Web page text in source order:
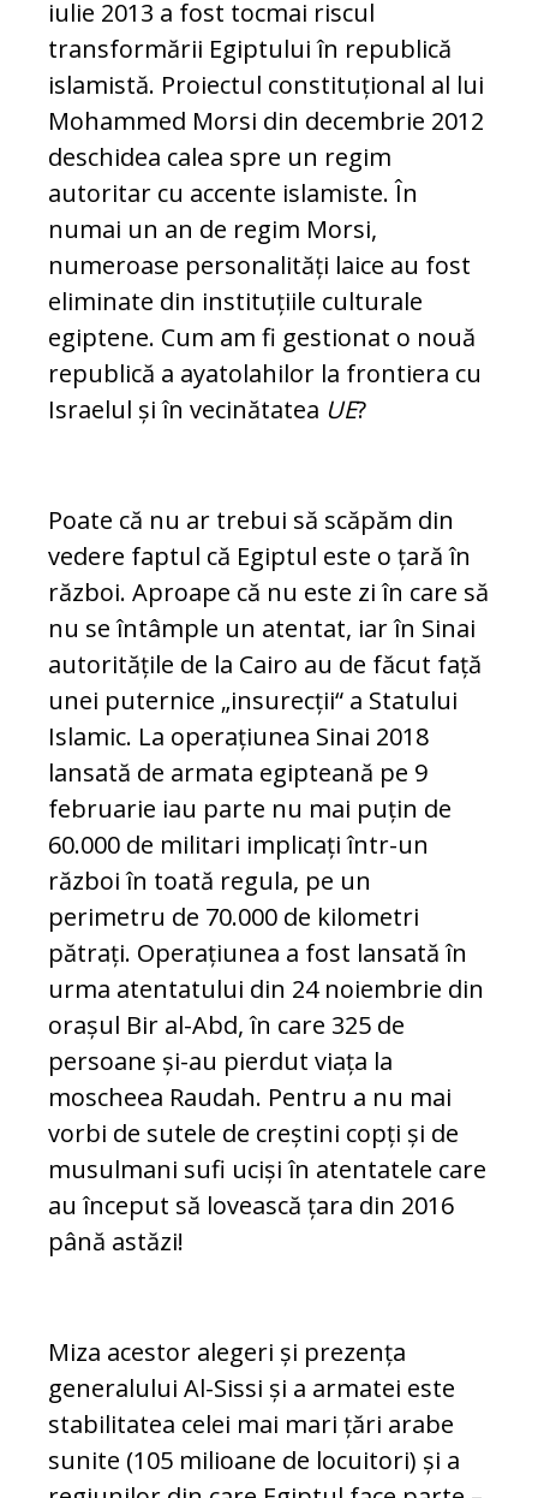
iulie 2013 a fost tocmai riscul
transformării Egiptului în republică
islamistă. Proiectul constituțional al lui
Mohammed Morsi din decembrie 2012
deschidea calea spre un regim
autoritar cu accente islamiste. În
numai un an de regim Morsi,
numeroase personalități laice au fost
eliminate din instituțiile culturale
egiptene. Cum am fi gestionat o nouă
republică a ayatolahilor la frontiera cu
Israelul și în vecinătatea UE?
Poate că nu ar trebui să scăpăm din
vedere faptul că Egiptul este o țară în
război. Aproape că nu este zi în care să
nu se întâmple un atentat, iar în Sinai
autoritățile de la Cairo au de făcut față
unei puternice „insurecții“ a Statului
Islamic. La operațiunea Sinai 2018
lansată de armata egipteană pe 9
februarie iau parte nu mai puțin de
60.000 de militari implicați într-un
război în toată regula, pe un
perimetru de 70.000 de kilometri
pătrați. Operațiunea a fost lansată în
urma atentatului din 24 noiembrie din
orașul Bir al-Abd, în care 325 de
persoane și-au pierdut viața la
moscheea Raudah. Pentru a nu mai
vorbi de sutele de creștini copți și de
musulmani sufi uciși în atentatele care
au început să lovească țara din 2016
până astăzi!
Miza acestor alegeri și prezența
generalului Al-Sissi și a armatei este
stabilitatea celei mai mari țări arabe
sunite (105 milioane de locuitori) și a